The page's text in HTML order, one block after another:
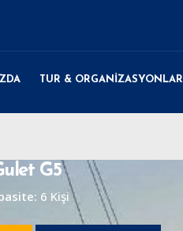
TUR & ORGANİZASYONLAR
G5
6 Kişi